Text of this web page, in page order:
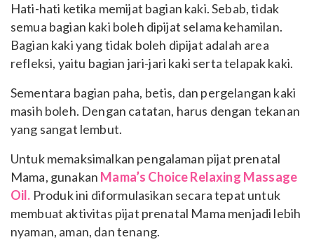
Hati-hati ketika memijat bagian kaki. Sebab, tidak
semua bagian kaki boleh dipijat selama kehamilan.
Bagian kaki yang tidak boleh dipijat adalah area
refleksi, yaitu bagian jari-jari kaki serta telapak kaki.
Sementara bagian paha, betis, dan pergelangan kaki
masih boleh. Dengan catatan, harus dengan tekanan
yang sangat lembut.
Untuk memaksimalkan pengalaman pijat prenatal
Mama, gunakan Mama’s Choice Relaxing Massage
Oil. Produk ini diformulasikan secara tepat untuk
membuat aktivitas pijat prenatal Mama menjadi lebih
nyaman, aman, dan tenang.